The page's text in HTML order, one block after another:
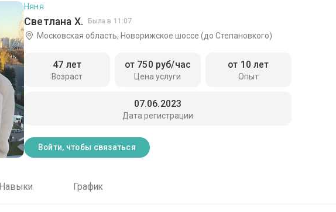
Светлана Х. Была в 11:07
Няня
Московская область, Новорижское шоссе (до Степановкого)
Возраст
47 лет
Цена услуги
от 750 руб/час
Опыт
от 10 лет
Дата регистрации
07.06.2023
Войти, чтобы связаться
Навыки График